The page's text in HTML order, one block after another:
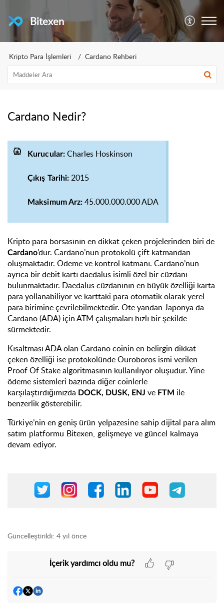
Bitexen
Kripto Para İşlemleri Cardano Rehberi
Cardano Nedir?
Kurucular: Charles Hoskinson
Çıkış Tarihi: 2015
Maksimum Arz:45.000.000.000 ADA
Kripto para borsasının en dikkat çeken projelerinden biri de
Cardano’dur. Cardano’nun protokolü çift katmandan
oluşmaktadır. Ödeme ve kontrol katmanı. Cardano’nun
ayrıca bir debit kartı daedalus isimli özel bir cüzdanı
bulunmaktadır. Daedalus cüzdanının en büyük özelliği karta
para yollanabiliyor ve karttaki para otomatik olarak yerel
para birimine çevrilebilmektedir. Öte yandan Japonya da
Cardano (ADA) için ATM çalışmaları hızlı bir şekilde
sürmektedir.
Kısaltması ADA olan Cardano coinin en belirgin dikkat
çeken özelliği ise protokolünde Ouroboros ismi verilen
Proof Of Stake algoritmasının kullanılıyor oluşudur. Yine
ödeme sistemleri bazında diğer coinlerle
karşılaştırdığımızda DOCK, DUSK, ENJ ve FTM ile
benzerlik gösterebilir.
Türkiye’nin en geniş ürün yelpazesine sahip dijital para alım
satım platformu Bitexen, gelişmeye ve güncel kalmaya
devam ediyor.
Güncelleştirildi: 4 yıl önce
İçerik yardımcı oldu mu?